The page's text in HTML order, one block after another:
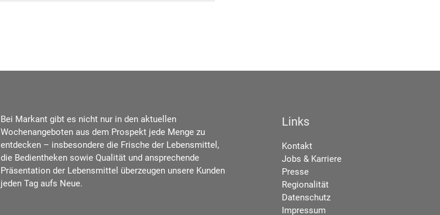
Bei Markant gibt es nicht nur in den aktuellen
Wochenangeboten aus dem Prospekt jede Menge zu
entdecken – insbesondere die Frische der Lebensmittel,
die Bedientheken sowie Qualität und ansprechende
Präsentation der Lebensmittel überzeugen unsere Kunden
jeden Tag aufs Neue.
Links
Kontakt
Jobs & Karriere
Presse
Regionalität
Datenschutz
Impressum